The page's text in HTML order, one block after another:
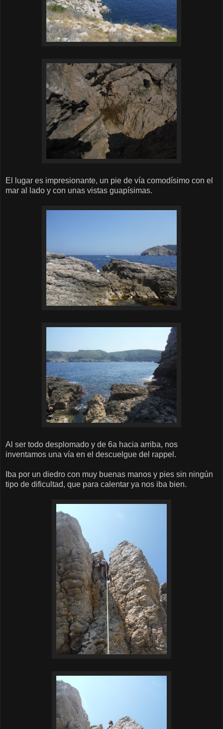
El lugar es impresionante, un pie de vía comodísimo con el
mar al lado y con unas vistas guapísimas.
Al ser todo desplomado y de 6a hacia arriba, nos
inventamos una vía en el descuelgue del rappel.
Iba por un diedro con muy buenas manos y pies sin ningún
tipo de dificultad, que para calentar ya nos iba bien.